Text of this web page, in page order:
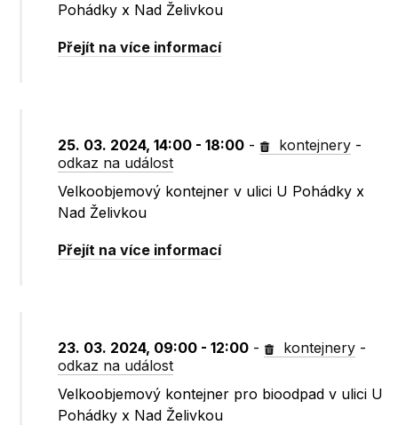
Pohádky x Nad Želivkou
Přejít na více informací
25. 03. 2024, 14:00 - 18:00 - kontejnery -
odkaz na událost
Velkoobjemový kontejner v ulici U Pohádky x
Nad Želivkou
Přejít na více informací
23. 03. 2024, 09:00 - 12:00 - kontejnery -
odkaz na událost
Velkoobjemový kontejner pro bioodpad v ulici U
Pohádky x Nad Želivkou